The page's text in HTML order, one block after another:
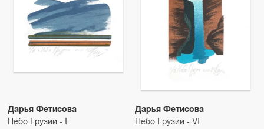
Дарья Фетисова
Небо Грузии - I
Дарья Фетисова
Небо Грузии - VI